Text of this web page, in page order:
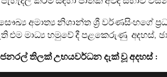
අමාත්‍ය නිශාන්ත ශ්‍රී වර්ණසිංහගේ
මාධ්‍ය හමුවේ දී පළකෙරුණු අදහස්,
තිලක් උභයවර්ධන දැක් වූ අදහස් :